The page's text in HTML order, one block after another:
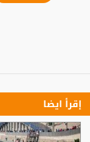
إقرأ ايضا